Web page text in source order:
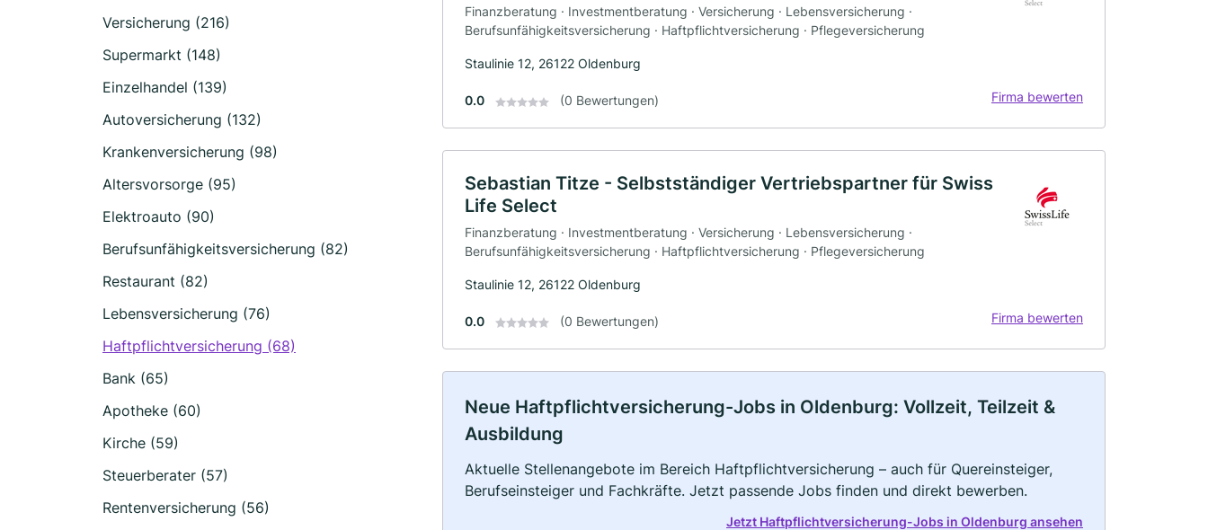
Versicherung (216)
Supermarkt (148)
Einzelhandel (139)
Autoversicherung (132)
Krankenversicherung (98)
Altersvorsorge (95)
Elektroauto (90)
Berufsunfähigkeitsversicherung (82)
Restaurant (82)
Lebensversicherung (76)
Haftpflichtversicherung (68)
Bank (65)
Apotheke (60)
Kirche (59)
Steuerberater (57)
Rentenversicherung (56)
Finanzberatung · Investmentberatung · Versicherung · Lebensversicherung ·
Berufsunfähigkeitsversicherung · Haftpflichtversicherung · Pflegeversicherung
Staulinie 12, 26122 Oldenburg
0.0 (0 Bewertungen) Firma bewerten
Sebastian Titze - Selbstständiger Vertriebspartner für Swiss
Life Select
Finanzberatung · Investmentberatung · Versicherung · Lebensversicherung ·
Berufsunfähigkeitsversicherung · Haftpflichtversicherung · Pflegeversicherung
Staulinie 12, 26122 Oldenburg
0.0 (0 Bewertungen) Firma bewerten
Neue Haftpflichtversicherung-Jobs in Oldenburg: Vollzeit, Teilzeit &
Ausbildung
Aktuelle Stellenangebote im Bereich Haftpflichtversicherung – auch für Quereinsteiger,
Berufseinsteiger und Fachkräfte. Jetzt passende Jobs finden und direkt bewerben.
Jetzt Haftpflichtversicherung-Jobs in Oldenburg ansehen